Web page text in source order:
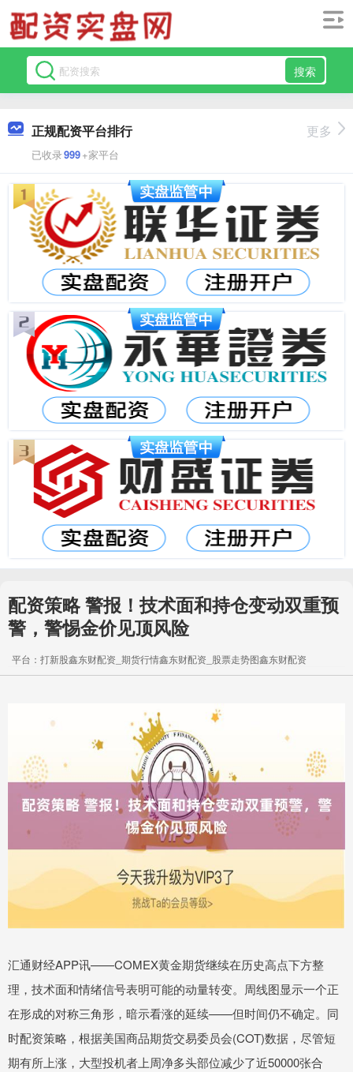
搜索
正规配资平台排行
已收录999+家平台
更多
配资策略 警报！技术面和持仓变动双重预
警，警惕金价见顶风险
平台：打新股鑫东财配资_期货行情鑫东财配资_股票走势图鑫东财配资
汇通财经APP讯——COMEX黄金期货继续在历史高点下方整
理，技术面和情绪信号表明可能的动量转变。周线图显示一个正
在形成的对称三角形，暗示看涨的延续——但时间仍不确定。同
时配资策略，根据美国商品期货交易委员会(COT)数据，尽管短
期有所上涨，大型投机者上周净多头部位减少了近50000张合